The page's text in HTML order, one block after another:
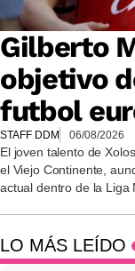
Gilberto
objetivo
futbol
STAFF DDM 06/08/2026
El joven talento de
el Viejo Continente,
actual dentro de la Liga
LO MÁS LEÍDO